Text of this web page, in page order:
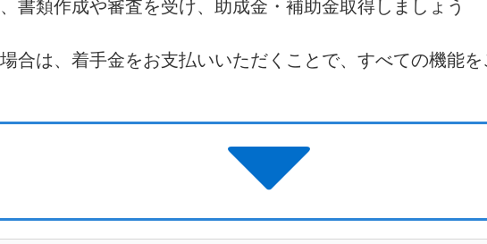
書類作成や審査を受け、助成金・補助金取得しましょう
合は、着手金をお支払いいただくことで、すべての機能を